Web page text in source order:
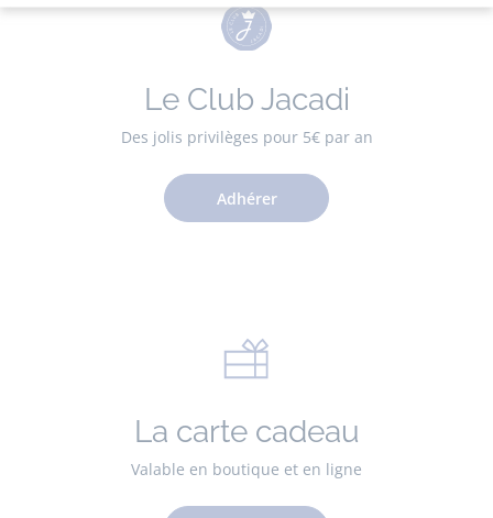
Le Club Jacadi
Des jolis privilèges pour 5€ par an
Adhérer
La carte cadeau
Valable en boutique et en ligne